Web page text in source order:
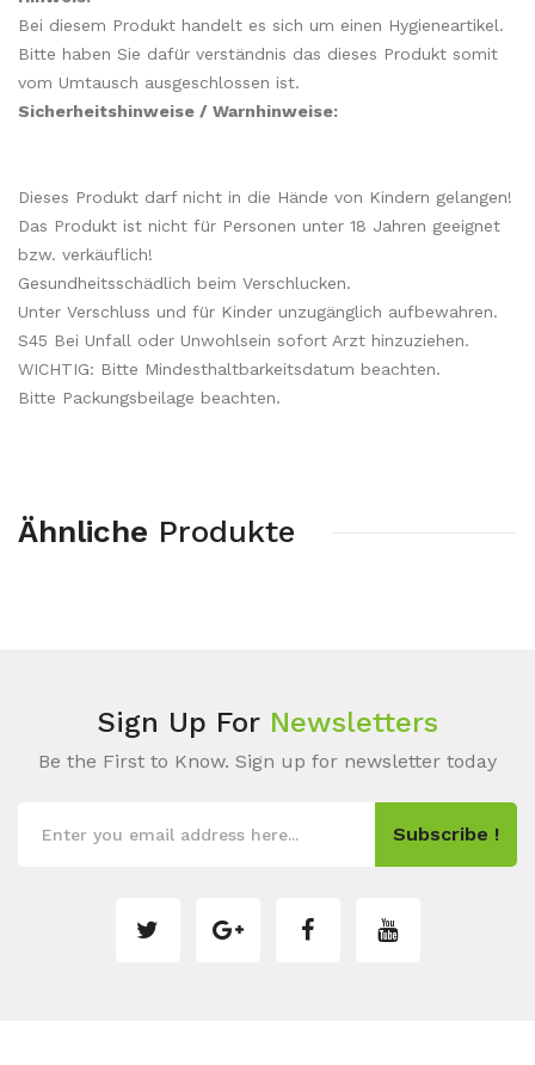
Bei diesem Produkt handelt es sich um einen Hygieneartikel.
Bitte haben Sie dafür verständnis das dieses Produkt somit
vom Umtausch ausgeschlossen ist.
Sicherheitshinweise / Warnhinweise:
Dieses Produkt darf nicht in die Hände von Kindern gelangen!
Das Produkt ist nicht für Personen unter 18 Jahren geeignet
bzw. verkäuflich!
Gesundheitsschädlich beim Verschlucken.
Unter Verschluss und für Kinder unzugänglich aufbewahren.
S45 Bei Unfall oder Unwohlsein sofort Arzt hinzuziehen.
WICHTIG: Bitte Mindesthaltbarkeitsdatum beachten.
Bitte Packungsbeilage beachten.
Ähnliche Produkte
Sign Up For Newsletters
Be the First to Know. Sign up for newsletter today
Subscribe !